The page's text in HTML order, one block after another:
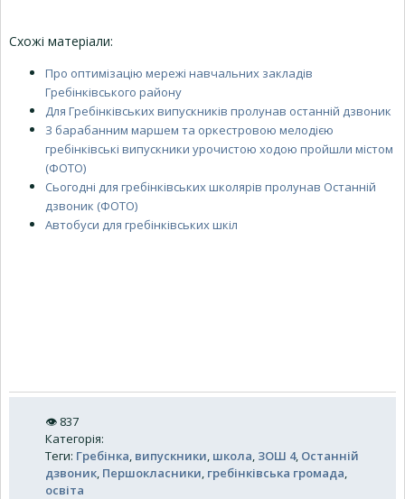
Схожі матеріали:
Про оптимізацію мережі навчальних закладів
Гребінківського району
Для Гребінківських випускників пролунав останній дзвоник
З барабанним маршем та оркестровою мелодією
гребінківські випускники урочистою ходою пройшли містом
(ФОТО)
Сьогодні для гребінківських школярів пролунав Останній
дзвоник (ФОТО)
Автобуси для гребінківських шкіл
👁 837
Категорія:
Теги: Гребінка випускники школа ЗОШ 4, Останній
дзвоник Першокласники гребінківська громада
освіта